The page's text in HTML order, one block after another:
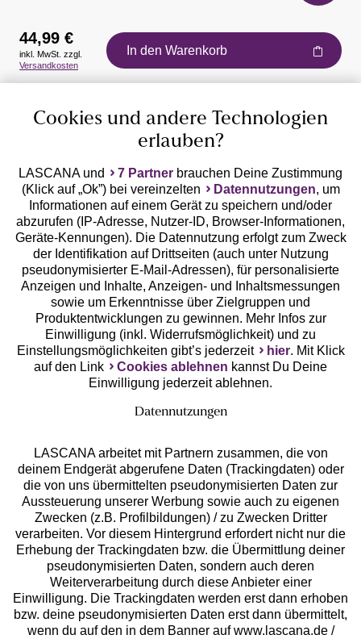
Auszeichnungen
Geprüfte Sicherheit
Unsere Apps
Services
Beratung
Über uns
Rechtliches
44,99 €
inkl. MwSt. zzgl.
Versandkosten
In den Warenkorb
Cookies und andere Technologien
erlauben?
LASCANA und 7 Partner brauchen Deine Zustimmung
(Klick auf „Ok”) bei vereinzelten
Datennutzungen, um
Informationen auf einem Gerät zu speichern und/oder
abzurufen (IP-Adresse, Nutzer-ID, Browser-Informationen,
Geräte-Kennungen). Die Datennutzung erfolgt zum Zweck
der Identifikation auf Drittseiten (auch unter Nutzung
pseudonymisierter E-Mail-Adressen), für personalisierte
Anzeigen und Inhalte, Anzeigen- und Inhaltsmessungen
sowie um Erkenntnisse über Zielgruppen und
Produktentwicklungen zu gewinnen. Mehr Infos zur
Einwilligung (inkl. Widerrufsmöglichkeit) und zu
Einstellungsmöglichkeiten gibt’s jederzeit
hier. Mit Klick
auf den Link
Cookies ablehnen kannst Du Deine
Einwilligung jederzeit ablehnen.
Datennutzungen
LASCANA arbeitet mit Partnern zusammen, die von
deinem Endgerät abgerufene Daten (Trackingdaten) oder
die von uns übermittelten pseudonymisierten Daten zur
Aussteuerung unserer Werbung sowie auch zu eigenen
Zwecken (z.B. Profilbildungen) / zu Zwecken Dritter
verarbeiten. Vor diesem Hintergrund erfordert nicht nur die
Erhebung der Trackingdaten bzw. die Übermittlung deiner
pseudonymisierten Daten, sondern auch deren
Weiterverarbeitung durch diese Anbieter einer
Einwilligung. Die Trackingdaten werden erst dann erhoben
bzw. deine pseudonymisierten Daten erst dann übermittelt,
wenn du auf den in dem Banner auf www.lascana.de /